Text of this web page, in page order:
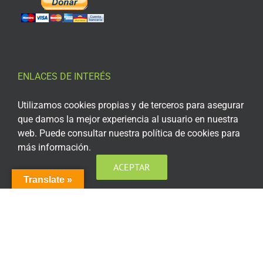
ENLACES DE INTERÉS
Aviso Legal
Política de privacidad
Política de privacidad Redes Sociales
Política de cookies
Translate »
Utilizamos cookies propias y de terceros para asegurar
que damos la mejor experiencia al usuario en nuestra
web. Puede consultar nuestra política de cookies para
más información.
ACEPTAR